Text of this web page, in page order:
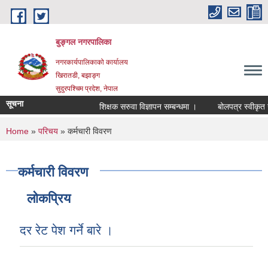
Skip to main content
बुङ्गल नगरपालिका
नगरकार्यपालिकाको कार्यालय
खिरातडी, बझाङ्ग
सुदुरपश्चिम प्रदेश, नेपाल
सूचना शिक्षक सरुवा विज्ञापन सम्बन्धमा । बोलपत्र स्वीकृत
You are here
Home » परिचय » कर्मचारी विवरण
कर्मचारी विवरण
लोकप्रिय
दर रेट पेश गर्ने बारे ।